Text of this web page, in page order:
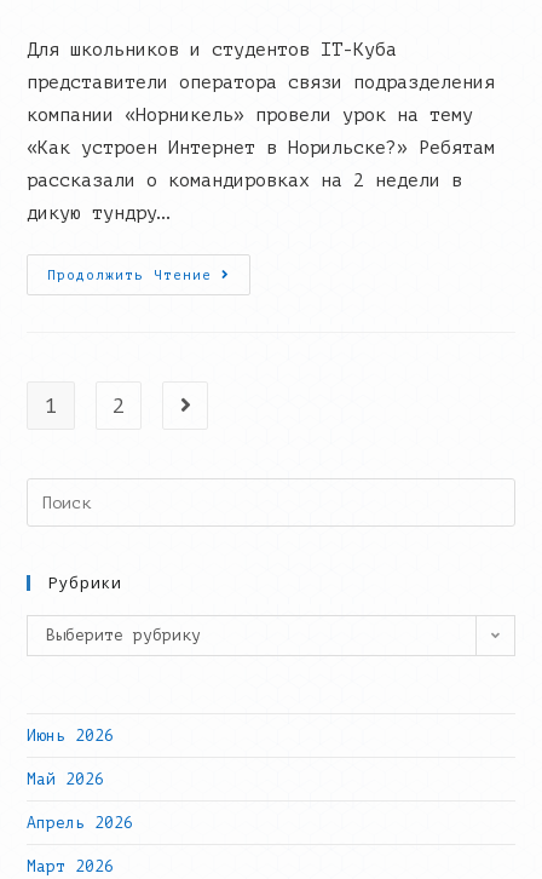
Для школьников и студентов IT-Куба
представители оператора связи подразделения
компании «Норникель» провели урок на тему
«Как устроен Интернет в Норильске?» Ребятам
рассказали о командировках на 2 недели в
дикую тундру…
Продолжить Чтение
Как
Устроен
1 2 Go to the next page
Search
this
Рубрики
Рубрики
Выберите рубрику
Июнь 2026
Май 2026
Апрель 2026
Март 2026